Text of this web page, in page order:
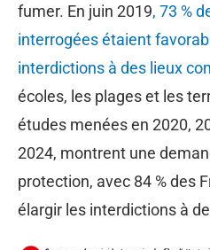
fumer. En juin 2019, 73 %
interrogées étaient
interdictions à des lieux
écoles, les plages et les
études menées en 2020,
2024, montrent une
protection, avec 84 % des
élargir les interdictions à